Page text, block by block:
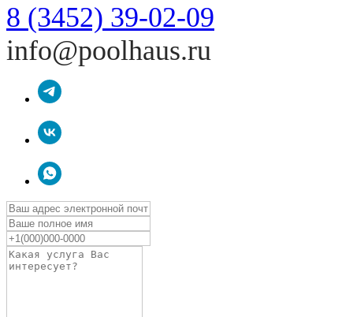
8 (3452) 39-02-09
info@poolhaus.ru